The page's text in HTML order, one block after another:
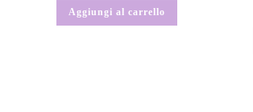
Aggiungi al carrello